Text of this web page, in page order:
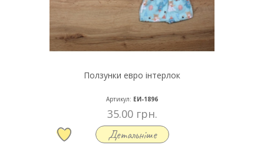
Ползунки евро інтерлок
Артикул: ЕИ-1896
35.00 грн.
Детальніше